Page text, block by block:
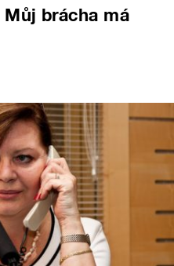
brácha má